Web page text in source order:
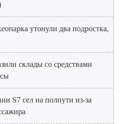
утонули два подростка,
склады со средствами
S7 сел на полпути из-за